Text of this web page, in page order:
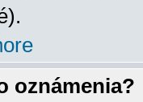
oznámenia?